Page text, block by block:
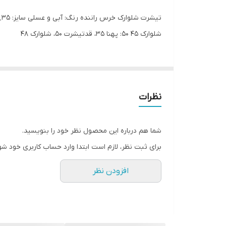
شلوارک ۴۵ ۵۰: پهنا ۳۵، قدتیشرت ۵۰، شلوارک ۴۸
نظرات
شما هم درباره این محصول نظر خود را بنویسید.
برای ثبت نظر، لازم است ابتدا وارد حساب کاربری خود
افزودن نظر